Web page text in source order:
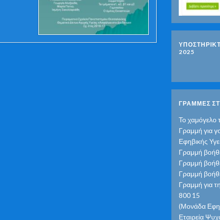
2025
ΓΡΑΜΜΕΣ
Το χαμόγελο
Γραμμή για
Εφηβικής
Γραμμή
Γραμμή
Γραμμή
Γραμμή για
800 15
(Μονάδα
Εταιρεία